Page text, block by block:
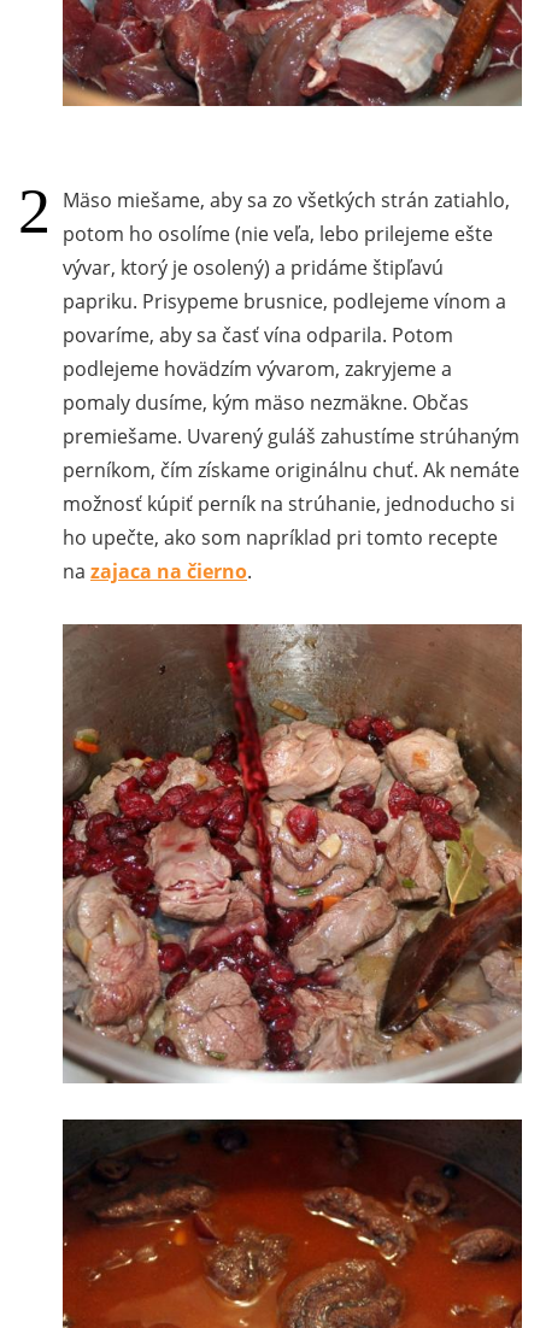
Mäso miešame, aby sa zo všetkých strán zatiahlo,
potom ho osolíme (nie veľa, lebo prilejeme ešte
vývar, ktorý je osolený) a pridáme štipľavú
papriku. Prisypeme brusnice, podlejeme vínom a
povaríme, aby sa časť vína odparila. Potom
podlejeme hovädzím vývarom, zakryjeme a
pomaly dusíme, kým mäso nezmäkne. Občas
premiešame. Uvarený guláš zahustíme strúhaným
perníkom, čím získame originálnu chuť. Ak nemáte
možnosť kúpiť perník na strúhanie, jednoducho si
ho upečte, ako som napríklad pri tomto recepte
na zajaca na čierno.